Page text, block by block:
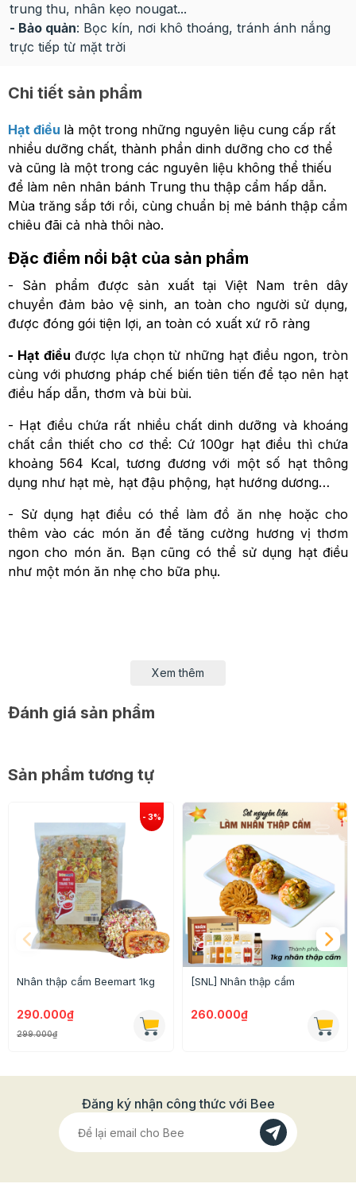
trung thu, nhân kẹo nougat...
- Bảo quản: Bọc kín, nơi khô thoáng, tránh ánh nắng
trực tiếp từ mặt trời
Chi tiết sản phẩm
Hạt điều là một trong những nguyên liệu cung cấp rất
nhiều dưỡng chất, thành phần dinh dưỡng cho cơ thể
và cũng là một trong các nguyên liệu không thể thiếu
để làm nên nhân bánh Trung thu thập cẩm hấp dẫn.
Mùa trăng sắp tới rồi, cùng chuẩn bị mẻ bánh thập cẩm
chiêu đãi cả nhà thôi nào.
Đặc điểm nổi bật của sản phẩm
- Sản phẩm được sản xuất tại Việt Nam trên dây
chuyền đảm bảo vệ sinh, an toàn cho người sử dụng,
được đóng gói tiện lợi, an toàn có xuất xứ rõ ràng
- Hạt điều được lựa chọn từ những hạt điều ngon, tròn
cùng với phương pháp chế biến tiên tiến để tạo nên hạt
điều hấp dẫn, thơm và bùi bùi.
- Hạt điều chứa rất nhiều chất dinh dưỡng và khoáng
chất cần thiết cho cơ thể: Cứ 100gr hạt điều thì chứa
khoảng 564 Kcal, tương đương với một số hạt thông
dụng như hạt mè, hạt đậu phộng, hạt hướng dương…
- Sử dụng hạt điều có thể làm đồ ăn nhẹ hoặc cho
thêm vào các món ăn để tăng cường hương vị thơm
ngon cho món ăn. Bạn cũng có thể sử dụng hạt điều
như một món ăn nhẹ cho bữa phụ.
Thông tin chi tiết
Trọng lượng: 1kg/100g/500g
Được dùng để làm nhân bánh Trung thu thập
cẩm, dùng để ăn sẵn.
Xem thêm
Đánh giá sản phẩm
Sản phẩm tương tự
Nhân thập cẩm Beemart 1kg
290.000₫
299.000₫
[SNL] Nhân thập cẩm
260.000₫
Đăng ký nhận công thức với Bee